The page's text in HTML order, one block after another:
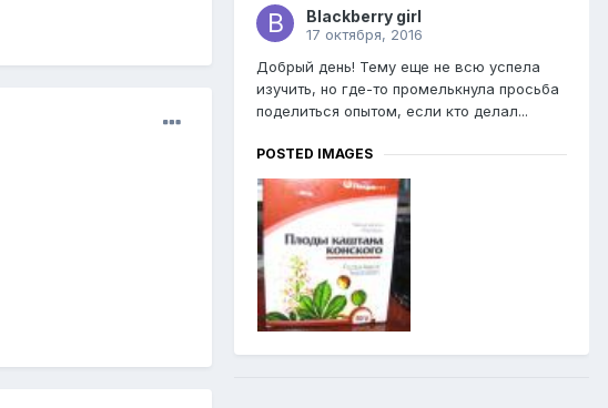
Blackberry girl
17 октября, 2016
Добрый день! Тему еще не всю успела
изучить, но где-то промелькнула просьба
поделиться опытом, если кто делал...
POSTED IMAGES